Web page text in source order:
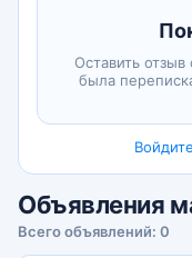
Оставить отзыв
была
Войдите
Объявления
Всего объявлений: 0